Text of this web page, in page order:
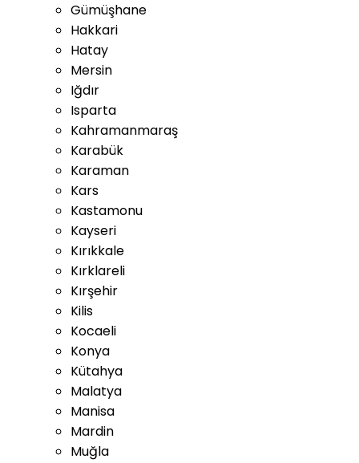
Gümüşhane
Hakkari
Hatay
Mersin
Iğdır
Isparta
Kahramanmaraş
Karabük
Karaman
Kars
Kastamonu
Kayseri
Kırıkkale
Kırklareli
Kırşehir
Kilis
Kocaeli
Konya
Kütahya
Malatya
Manisa
Mardin
Muğla